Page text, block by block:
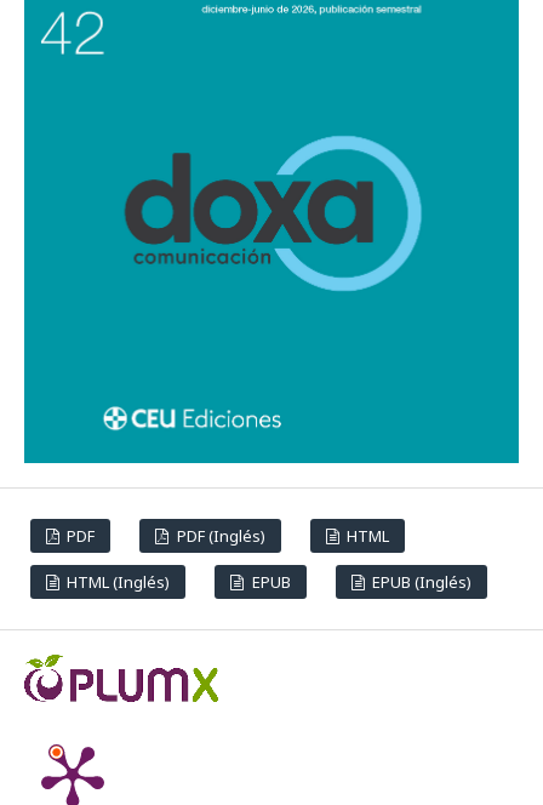
PDF PDF (Inglés) HTML
HTML (Inglés) EPUB EPUB (Inglés)